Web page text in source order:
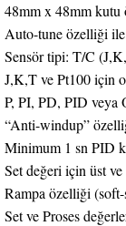
48mm x 48mm kutu
Auto-tune özelliği
Sensör tipi: T/C
J,K,T ve Pt100 için
P, PI, PD, PID veya
“Anti-windup”
Minimum 1 sn PID
Set değeri için üst
Rampa özelliği
Set ve Proses